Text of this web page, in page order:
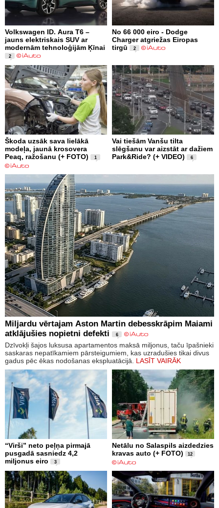
Volkswagen ID. Aura T6 –
jauns elektriskais SUV ar
modernām tehnoloģijām Ķīnai
2
No 66 000 eiro - Dodge
Charger atgriežas Eiropas
tirgū
2
Škoda uzsāk sava lielākā
modeļa, jaunā krosovera
Peaq, ražošanu (+ FOTO)
1
Vai tiešām Vanšu tilta
slēgšanu var aizstāt ar dažiem
Park&Ride? (+ VIDEO)
6
Miljardu vērtajam Aston Martin debesskrāpim Maiami
atklājušies nopietni defekti
6
Dzīvokļi šajos luksusa apartamentos maksā miljonus, taču īpašnieki
saskaras nepatīkamiem pārsteigumiem, kas uzradušies tikai divus
gadus pēc ēkas nodošanas ekspluatācijā. LASĪT VAIRĀK
“Virši” neto peļņa pirmajā
pusgadā sasniedz 4,2
miljonus eiro
3
Netālu no Salaspils aizdedzies
kravas auto (+ FOTO)
12